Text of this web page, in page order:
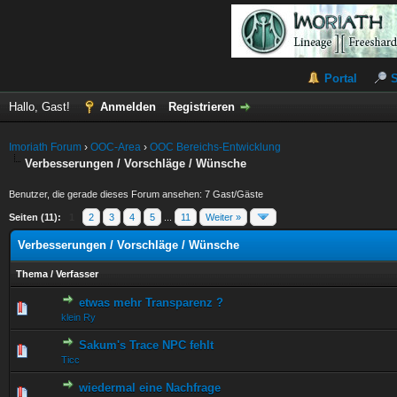
Portal
Hallo, Gast! Anmelden Registrieren
Imoriath Forum › OOC-Area › OOC Bereichs-Entwicklung
Verbesserungen / Vorschläge / Wünsche
Benutzer, die gerade dieses Forum ansehen: 7 Gast/Gäste
Seiten (11): 2 3 4 5 11 Weiter »
Verbesserungen / Vorschläge / Wünsche
Thema / Verfasser
etwas mehr Transparenz ?
klein Ry
3 Bewertung(en) - 5 von 5 durchschnittlich
1234 5
Sakum's Trace NPC fehlt
Ticc
0 Bewertung(en) - 0 von 5 durchschnittlich
1234
wiedermal eine Nachfrage
0 Bewertung(en) - 0 von 5 durchschnittlich
12345